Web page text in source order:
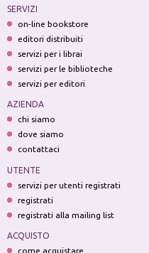
SERVIZI
on-line bookstore
editori distribuiti
servizi per i librai
servizi per le biblioteche
servizi per editori
AZIENDA
chi siamo
dove siamo
contattaci
UTENTE
servizi per utenti registrati
registrati
registrati alla mailing list
ACQUISTO
come acquistare